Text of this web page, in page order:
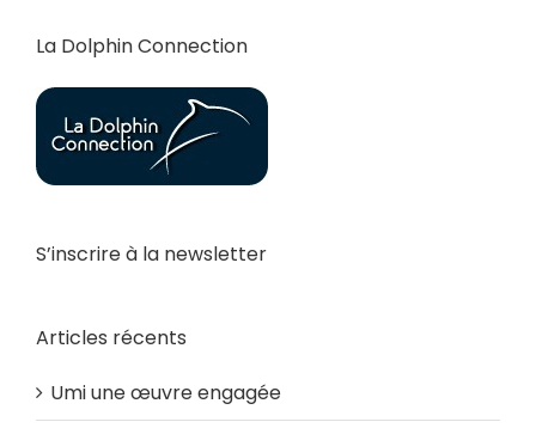
La Dolphin Connection
S’inscrire à la newsletter
Articles récents
Umi une œuvre engagée